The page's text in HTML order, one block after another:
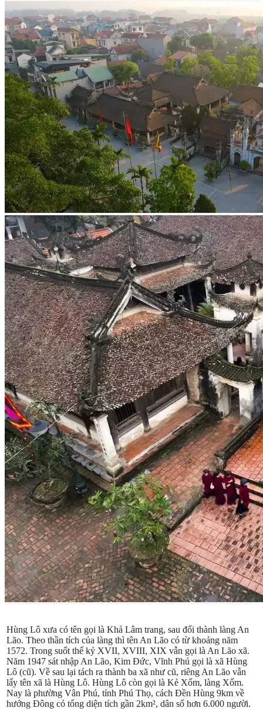
Hùng Lô xưa có tên gọi là Khả Lâm trang, sau đổi thành làng An
Lão. Theo thần tích của làng thì tên An Lão có từ khoảng năm
1572. Trong suốt thế kỷ XVII, XVIII, XIX vẫn gọi là An Lão xã.
Năm 1947 sát nhập An Lão, Kim Đức, Vĩnh Phú gọi là xã Hùng
Lô (cũ). Về sau lại tách ra thành ba xã như cũ, riêng An Lão vẫn
lấy tên xã là Hùng Lô. Hùng Lô còn gọi là Kẻ Xốm, làng Xốm.
Nay là phường Vân Phú, tỉnh Phú Thọ, cách Đền Hùng 9km về
hướng Đông có tổng diện tích gần 2km², dân số hơn 6.000 người.